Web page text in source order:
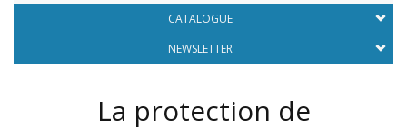
CATALOGUE
NEWSLETTER
La protection de